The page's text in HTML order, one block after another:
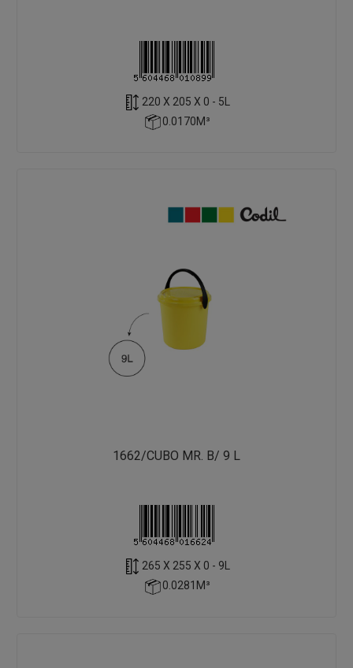
220 X 205 X 0 - 5L
0.0170M³
1662/CUBO MR. B/ 9 L
265 X 255 X 0 - 9L
0.0281M³